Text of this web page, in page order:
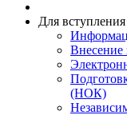
Для вступления
Внесение
(НОК)